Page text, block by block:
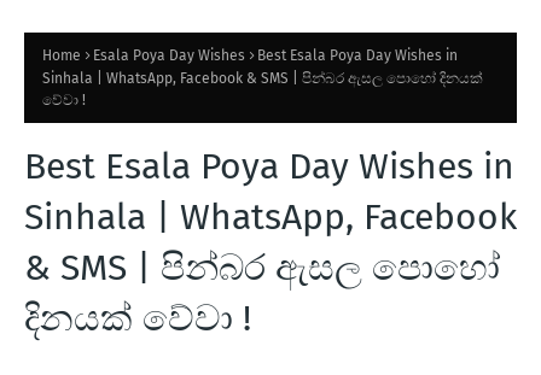
Home Esala Poya Day Wishes
Best Esala Poya Day Wishes in
Sinhala | WhatsApp, Facebook & SMS | පින්බර ඇසල පොහෝ දිනයක්
වේවා !
Best Esala Poya Day Wishes in
Sinhala | WhatsApp, Facebook
& SMS | පින්බර ඇසල පොහෝ
දිනයක් වේවා !